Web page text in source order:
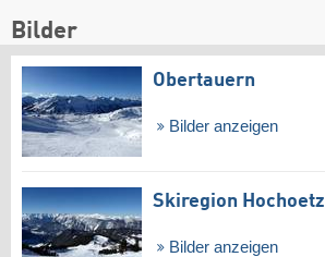
Bilder
Obertauern
Bilder anzeigen
Skiregion Hochoetz
Bilder anzeigen